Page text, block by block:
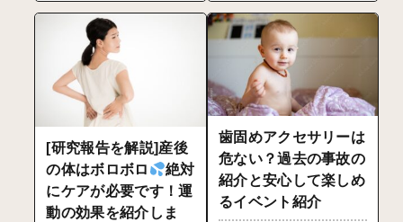
[研究報告を解説]産後
の体はボロボロ
絶対
にケアが必要です！運
動の効果を紹介しま
歯固めアクセサリーは
危ない？過去の事故の
紹介と安心して楽しめ
るイベント紹介